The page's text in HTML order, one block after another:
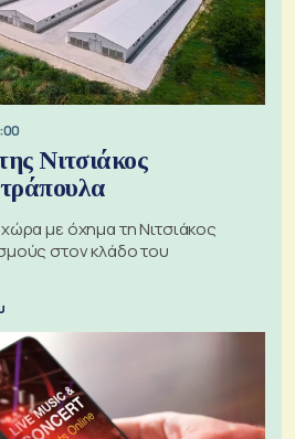
Νιτσιάκος
με όχημα τη Νιτσιάκος
στον κλάδο του